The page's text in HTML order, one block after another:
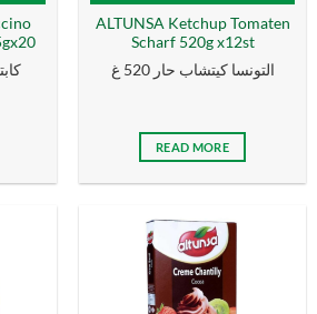
ALTUNSA Ketchup Tomaten
Scharf 520g x12st
التونسا كيتشاب حار 520 غ
READ MORE